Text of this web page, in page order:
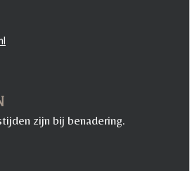
zijn bij benadering.